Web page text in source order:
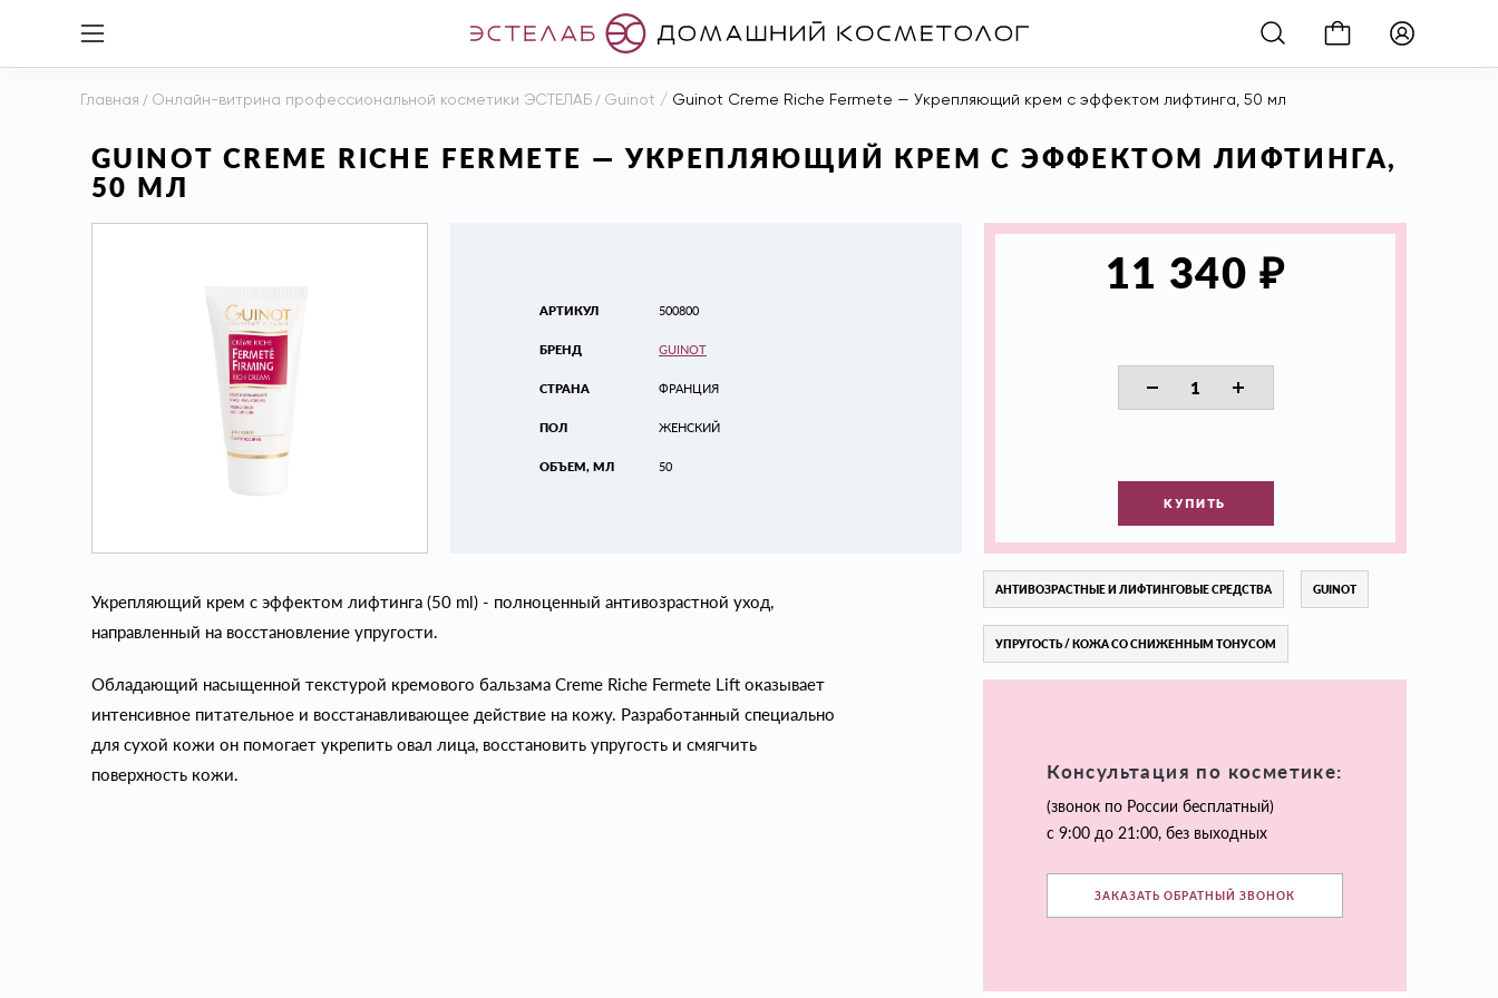
Главная / Онлайн-витрина профессиональной косметики ЭСТЕЛАБ / Guinot / Guinot Creme Riche Fermete — Укрепляющий крем с эффектом лифтинга, 50 мл
GUINOT CREME RICHE FERMETE — УКРЕПЛЯЮЩИЙ КРЕМ С ЭФФЕКТОМ ЛИФТИНГА,
50 МЛ
АРТИКУЛ
БРЕНД
СТРАНА
ПОЛ
ОБЪЕМ, МЛ
500800
GUINOT
ФРАНЦИЯ
ЖЕНСКИЙ
50
11 340 ₽
КУПИТЬ
Укрепляющий крем с эффектом лифтинга (50 ml) - полноценный антивозрастной уход,
направленный на восстановление упругости.
Обладающий насыщенной текстурой кремового бальзама Creme Riche Fermete Lift оказывает
интенсивное питательное и восстанавливающее действие на кожу. Разработанный специально
для сухой кожи он помогает укрепить овал лица, восстановить упругость и смягчить
поверхность кожи.
АНТИВОЗРАСТНЫЕ И ЛИФТИНГОВЫЕ СРЕДСТВА GUINOT
УПРУГОСТЬ / КОЖА СО СНИЖЕННЫМ ТОНУСОМ
Консультация по косметике:
(звонок по России бесплатный)
с 9:00 до 21:00, без выходных
ЗАКАЗАТЬ ОБРАТНЫЙ ЗВОНОК